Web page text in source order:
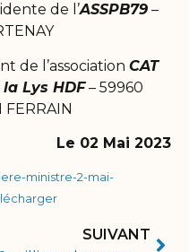
de l’ASSPB79–
de l’association CAT
Lys HDF– 59960
FERRAIN
Le 02 Mai 2023
ministre-2-mai-
SUIVANT